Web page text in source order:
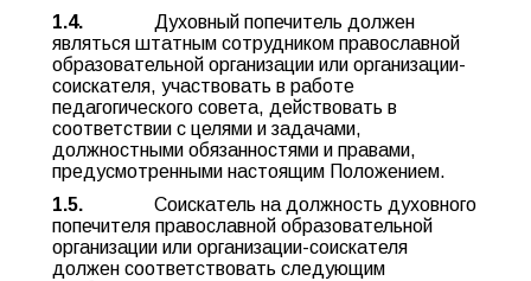
1.4. Духовный попечитель должен
являться штатным сотрудником православной
образовательной организации или организации-
соискателя, участвовать в работе
педагогического совета, действовать в
соответствии с целями и задачами,
должностными обязанностями и правами,
предусмотренными настоящим Положением.
1.5. Соискатель на должность духовного
попечителя православной образовательной
организации или организации-соискателя
должен соответствовать следующим